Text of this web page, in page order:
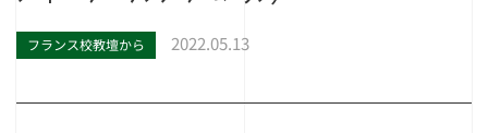
フランス校教壇から 2022.05.13